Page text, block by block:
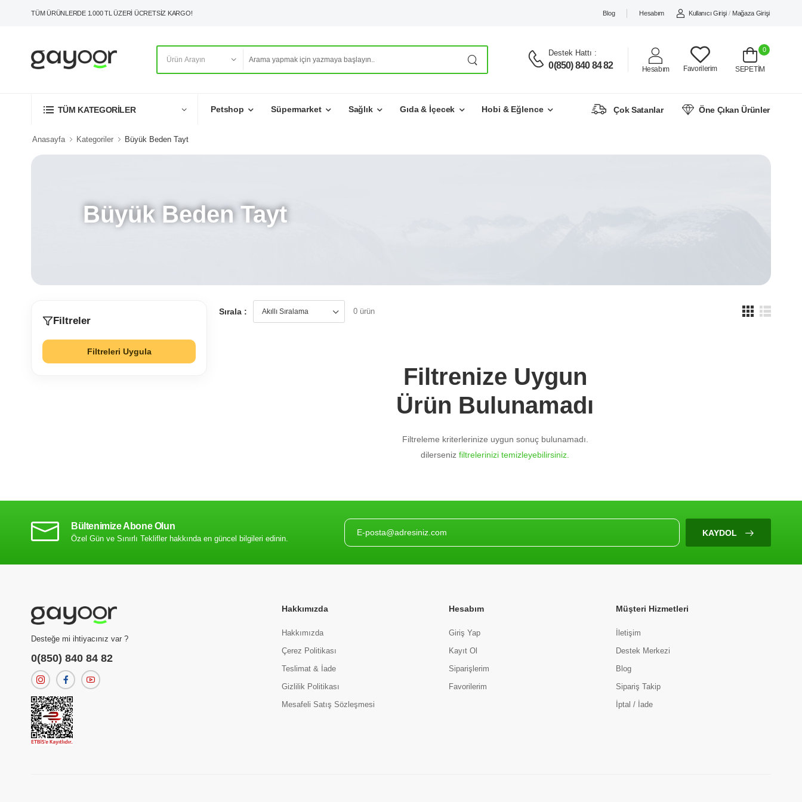
TÜM ÜRÜNLERDE 1.000 TL ÜZERİ ÜCRETSİZ KARGO! Blog Hesabım Kullanıcı Girişi / Mağaza Girişi
Destek Hattı :
0(850) 840 84 82 Hesabım Favorilerim
0
SEPETİM
TÜM KATEGORİLER Petshop Süpermarket Sağlık Gıda & İçecek Hobi & Eğlence Çok Satanlar Öne Çıkan Ürünler
Anasayfa Kategoriler Büyük Beden Tayt
Büyük Beden Tayt
Filtreler
Filtreleri Uygula
Sırala : 0 ürün
Filtrenize Uygun
Ürün Bulunamadı
Filtreleme kriterlerinize uygun sonuç bulunamadı.
dilerseniz filtrelerinizi temizleyebilirsiniz.
Bültenimize Abone Olun
Özel Gün ve Sınırlı Teklifler hakkında en güncel bilgileri edinin.
KAYDOL
Desteğe mi ihtiyacınız var ?
0(850) 840 84 82
Hakkımızda
Hakkımızda
Çerez Politikası
Teslimat & İade
Gizlilik Politikası
Mesafeli Satış Sözleşmesi
Hesabım
Giriş Yap
Kayıt Ol
Siparişlerim
Favorilerim
Müşteri Hizmetleri
İletişim
Destek Merkezi
Blog
Sipariş Takip
İptal / İade